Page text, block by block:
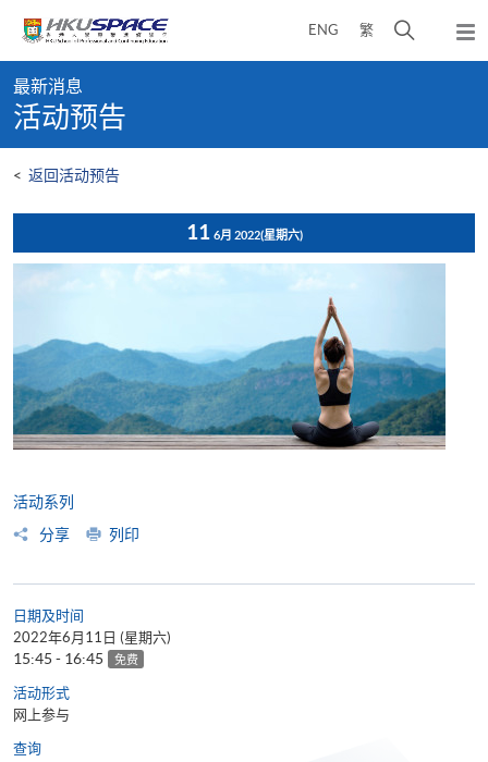
content
ENG 繁
开
弹
出
content
start
最新消息
活动预告
< 返回活动预告
11 6月 2022(星期六)
活动系列
分享
列印
日期及时间
2022年6月11日 (星期六)
15:45 - 16:45 免费
活动形式
网上参与
查询